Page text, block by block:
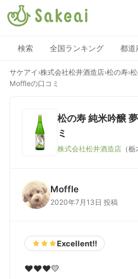
検索 全国ランキング 都道
サケアイ ›株式会社松井酒造店›松の寿›
Moffleの口コミ
松の寿 純米吟醸
ミ
株式会社松井酒造店 （栃
Moffle
2020年7月13日 投稿
Excellent!!
❤️❤️❤️💛